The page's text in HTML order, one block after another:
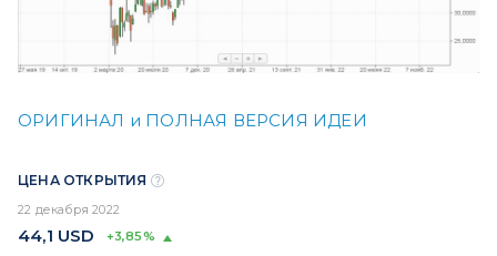
ОРИГИНАЛ и ПОЛНАЯ ВЕРСИЯ ИДЕИ
ЦЕНА ОТКРЫТИЯ
22 декабря 2022
44,1 USD +3,85%